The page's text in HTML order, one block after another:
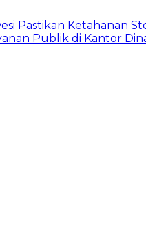
Pastikan Ketahanan
Publik di Kantor